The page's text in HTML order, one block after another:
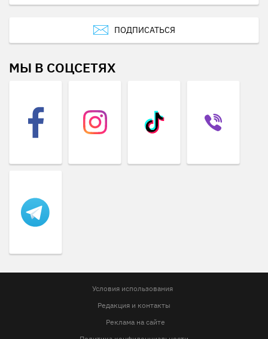
ПОДПИСАТЬСЯ
МЫ В СОЦСЕТЯХ
Условия использования
Редакция и контакты
Реклама на сайте